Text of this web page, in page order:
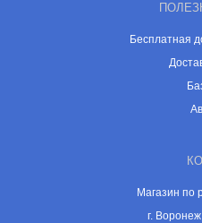
Бесплатная
Магазин по
г.